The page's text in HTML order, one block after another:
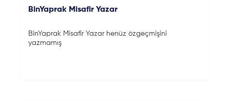
BinYaprak Misafir Yazar
BinYaprak Misafir Yazar henüz özgeçmişini
yazmamış